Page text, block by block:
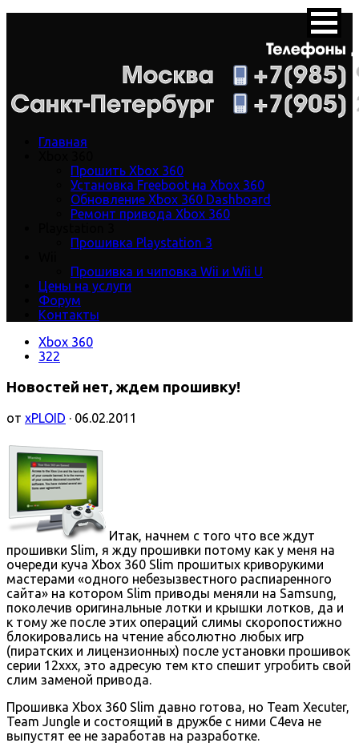
Главная
Прошить Xbox 360
Установка Freeboot на Xbox 360
Обновление Xbox 360 Dashboard
Ремонт привода Xbox 360
Прошивка Playstation 3
Прошивка и чиповка Wii и Wii U
Цены на услуги
Форум
Контакты
Xbox 360
322
Новостей нет, ждем прошивку!
от xPLOID · 06.02.2011
Итак, начнем с того что все ждут
прошивки Slim, я жду прошивки потому как у меня на
очереди куча Xbox 360 Slim прошитых криворукими
мастерами «одного небезызвестного распиаренного
сайта» на котором Slim приводы меняли на Samsung,
поколечив оригинальные лотки и крышки лотков, да и
к тому же после этих операций слимы скоропостижно
блокировались на чтение абсолютно любых игр
(пиратских и лицензионных) после установки прошивок
серии 12ххх, это адресую тем кто спешит угробить свой
слим заменой привода.
Прошивка Xbox 360 Slim давно готова, но Team Xecuter,
Team Jungle и состоящий в дружбе с ними C4eva не
выпустят ее не заработав на разработке.